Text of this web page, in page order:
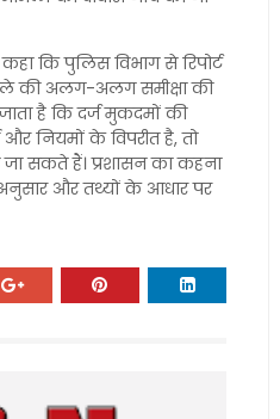
कि पुलिस विभाग से रिपोर्ट
की अलग-अलग समीक्षा की
है कि दर्ज मुकदमों की
और नियमों के विपरीत है, तो
सकते हैं। प्रशासन का कहना
और तथ्यों के आधार पर